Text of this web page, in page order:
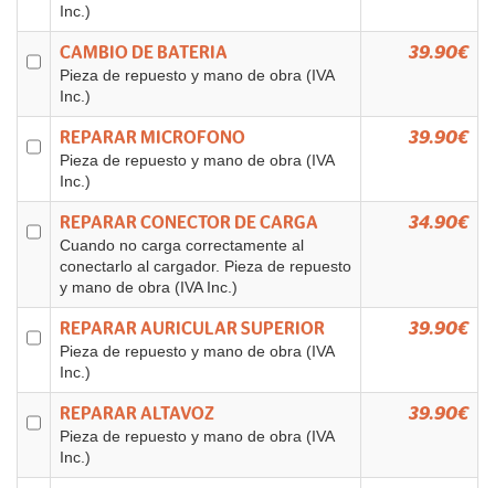
Inc.)
CAMBIO DE BATERIA
Pieza de repuesto y mano de obra (IVA
Inc.)
39.90€
REPARAR MICROFONO
Pieza de repuesto y mano de obra (IVA
Inc.)
39.90€
REPARAR CONECTOR DE CARGA
Cuando no carga correctamente al
conectarlo al cargador. Pieza de repuesto
y mano de obra (IVA Inc.)
34.90€
REPARAR AURICULAR SUPERIOR
Pieza de repuesto y mano de obra (IVA
Inc.)
39.90€
REPARAR ALTAVOZ
Pieza de repuesto y mano de obra (IVA
Inc.)
39.90€